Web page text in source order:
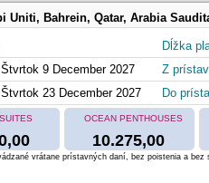
Uniti, Bahrein, Qatar, Arabia
Štvrtok 9 December 2027
Štvrtok 23 December 2027
Dĺžka
Z
Do
OCEAN PENTHOUSES
10.275,00
vrátane prístavných daní, bez poistenia a